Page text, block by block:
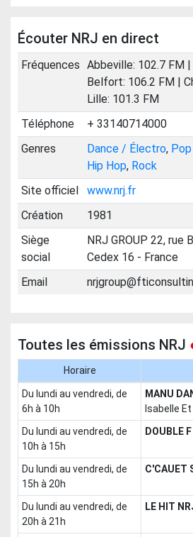
Écouter NRJ en direct
Fréquences Abbeville: 102.7 FM
Belfort: 106.2 FM |
Lille: 101.3 FM
Téléphone
+ 33140714000
Genres
Dance / Électro,
Hip Hop, Rock
Site officiel
www.nrj.fr
Création
1981
Siège
social
NRJ GROUP 22, rue
Cedex 16 - France
Email
Toutes les émissions NRJ
Horaire
du lundi au vendredi, de
6h à 10h
MANU
Isabelle
du lundi au vendredi, de
10h à 15h
DOUBLE F
du lundi au vendredi, de
15h à 20h
C'CAUET
du lundi au vendredi, de
20h à 21h
LE HIT